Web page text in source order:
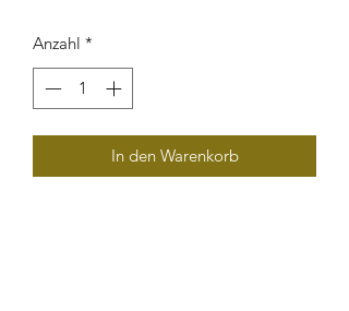
Anzahl *
In den Warenkorb